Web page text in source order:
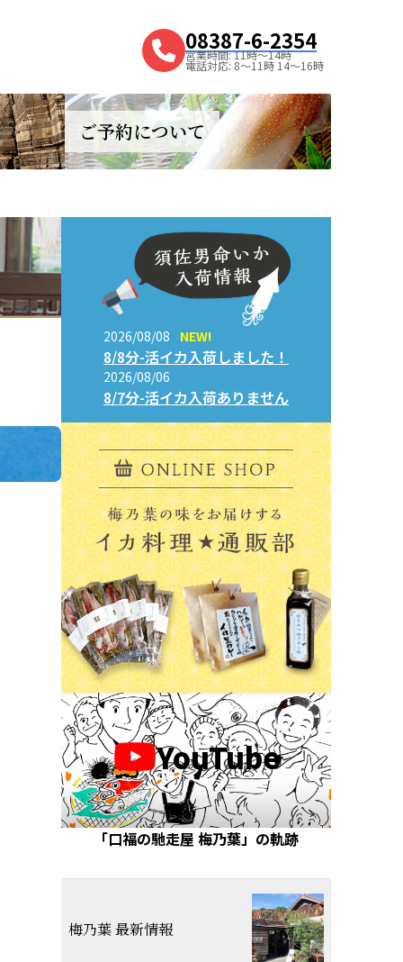
08387-6-2354
営業時間: 11時～14時
電話対応: 8～11時 14～16時
ご予約について
2026/08/08 NEW!
8/8分-活イカ入荷しました！
2026/08/06
8/7分-活イカ入荷ありません
YouTube
「口福の馳走屋 梅乃葉」の軌跡
梅乃葉 最新情報